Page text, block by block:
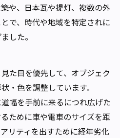
や、日本瓦や提灯、複数の外
で、時代や地域を特定されに
した。
た目を優先して、オブジェク
・色を調整しています。
幅を手前に来るにつれ広げた
ために車や電車のサイズを距
リティを出すために経年劣化